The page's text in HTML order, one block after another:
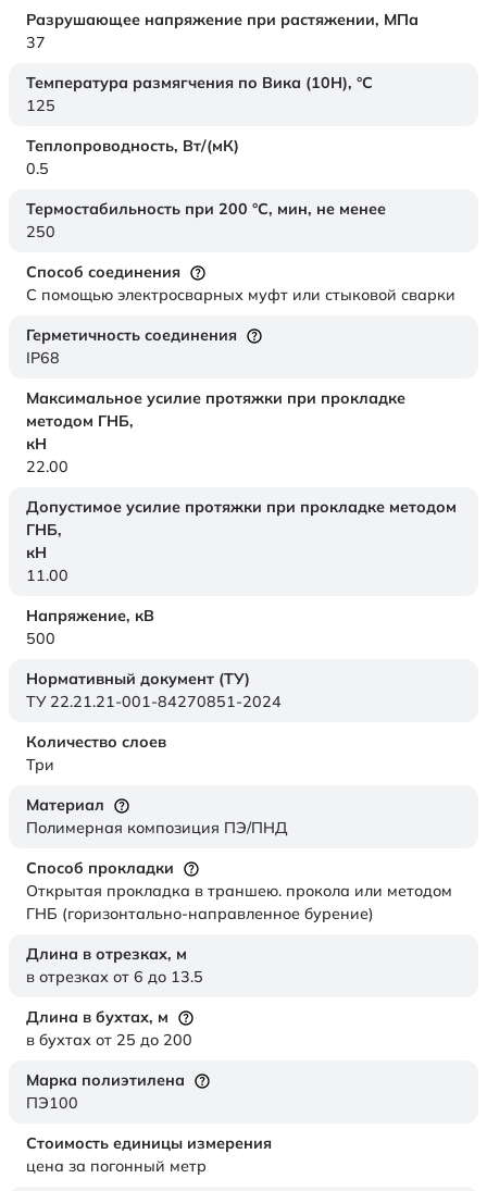
Разрушающее напряжение при растяжении, МПа
37
Температура размягчения по Вика (10Н), °C
125
Теплопроводность, Вт/(мК)
0.5
Термостабильность при 200 °С, мин, не менее
250
Способ соединения
С помощью электросварных муфт или стыковой сварки
Герметичность соединения
IP68
Максимальное усилие протяжки при прокладке
методом ГНБ,
кН
22.00
Допустимое усилие протяжки при прокладке методом
ГНБ,
кН
11.00
Напряжение, кВ
500
Нормативный документ (ТУ)
ТУ 22.21.21-001-84270851-2024
Количество слоев
Три
Материал
Полимерная композиция ПЭ/ПНД
Способ прокладки
Открытая прокладка в траншею. прокола или методом
ГНБ (горизонтально-направленное бурение)
Длина в отрезках, м
в отрезках от 6 до 13.5
Длина в бухтах, м
в бухтах от 25 до 200
Марка полиэтилена
ПЭ100
Стоимость единицы измерения
цена за погонный метр